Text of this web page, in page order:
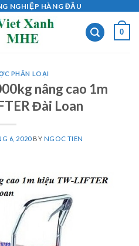
NGHIỆP HÀNG ĐẦU
0
PHÂN LOẠI
nâng cao 1m
Đài Loan
6, 2020BY NGOC TIEN